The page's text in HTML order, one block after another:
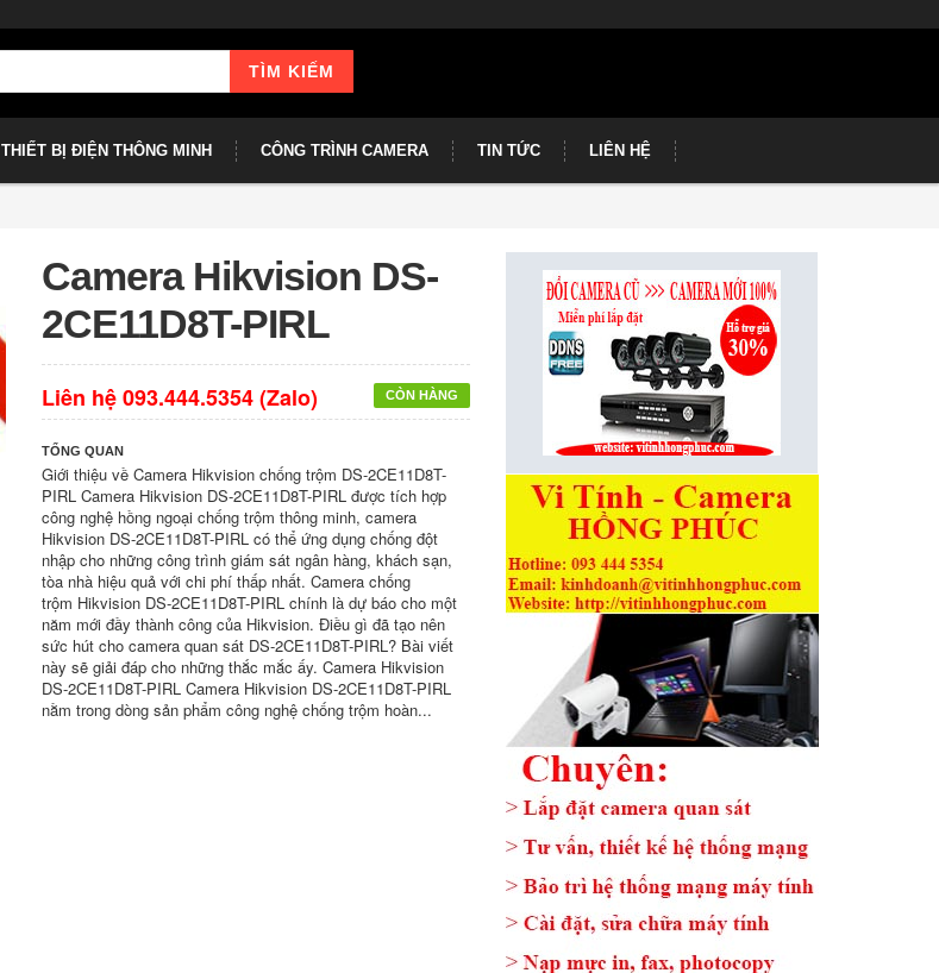
TÌM KIẾM
THIẾT BỊ ĐIỆN THÔNG MINH CÔNG TRÌNH CAMERA TIN TỨC LIÊN HỆ
Camera Hikvision DS-
2CE11D8T-PIRL
CÒN HÀNG
Liên hệ 093.444.5354 (Zalo)
TỔNG QUAN
Giới thiệu về Camera Hikvision chống trộm DS-2CE11D8T-
PIRL Camera Hikvision DS-2CE11D8T-PIRL được tích hợp
công nghệ hồng ngoại chống trộm thông minh, camera
Hikvision DS-2CE11D8T-PIRL có thể ứng dụng chống đột
nhập cho những công trình giám sát ngân hàng, khách sạn,
tòa nhà hiệu quả với chi phí thấp nhất. Camera chống
trộm Hikvision DS-2CE11D8T-PIRL chính là dự báo cho một
năm mới đầy thành công của Hikvision. Điều gì đã tạo nên
sức hút cho camera quan sát DS-2CE11D8T-PIRL? Bài viết
này sẽ giải đáp cho những thắc mắc ấy. Camera Hikvision
DS-2CE11D8T-PIRL Camera Hikvision DS-2CE11D8T-PIRL
nằm trong dòng sản phẩm công nghệ chống trộm hoàn...